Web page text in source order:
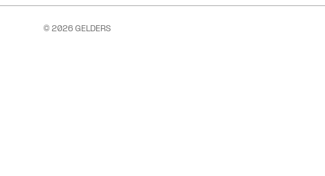
© 2026 GELDERS